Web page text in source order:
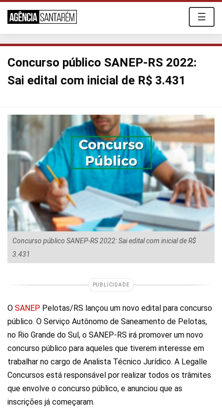
☰
Concurso público SANEP-RS 2022:
Sai edital com inicial de R$ 3.431
Concurso público SANEP-RS 2022: Sai edital com inicial de R$
3.431
PUBLICIDADE
O SANEP Pelotas/RS lançou um novo edital para concurso
público. O Serviço Autônomo de Saneamento de Pelotas,
no Rio Grande do Sul, o SANEP-RS irá promover um novo
concurso público para aqueles que tiverem interesse em
trabalhar no cargo de Analista Técnico Jurídico. A Legalle
Concursos está responsável por realizar todos os trâmites
que envolve o concurso público, e anunciou que as
inscrições já começaram.